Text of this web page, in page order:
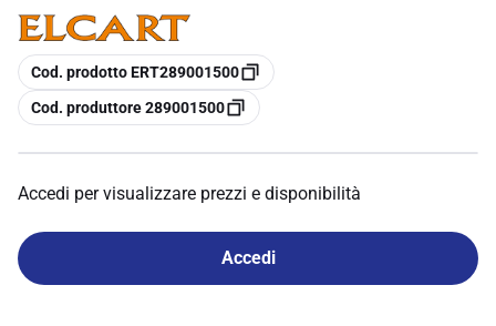
copia
Cod. prodotto ERT289001500
copia
Cod. produttore 289001500
Accedi per visualizzare prezzi e disponibilità
Accedi